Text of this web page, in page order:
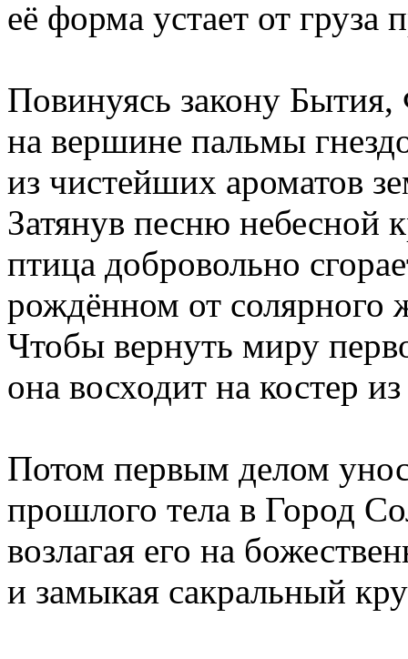
её форма устает от груза
Повинуясь закону
на вершине пальмы
из чистейших ароматов
Затянув песню небесной
птица добровольно
рождённом от солярного
Чтобы вернуть миру
она восходит на костер
Потом первым делом
прошлого тела в Город
возлагая его на
и замыкая сакральный